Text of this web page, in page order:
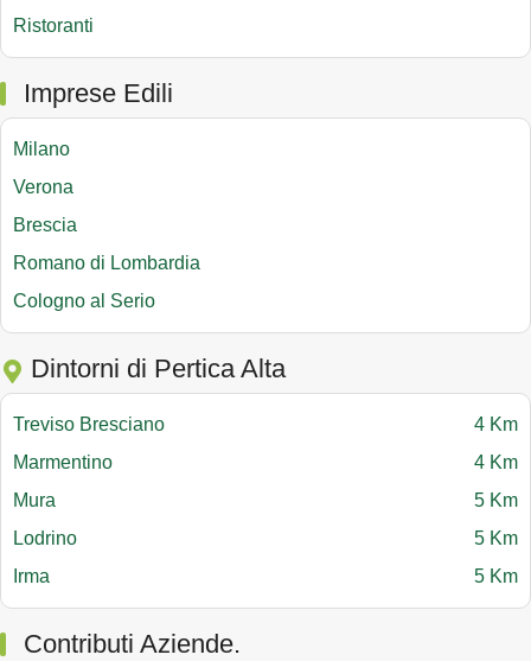
Ristoranti
Imprese Edili
Milano
Verona
Brescia
Romano di Lombardia
Cologno al Serio
Dintorni di Pertica Alta
Treviso Bresciano
4 Km
Marmentino
4 Km
Mura
5 Km
Lodrino
5 Km
Irma
5 Km
Contributi Aziende.